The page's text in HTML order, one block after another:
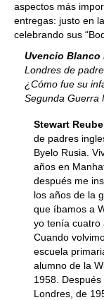
aspectos más
entregas: justo en
celebrando sus
Uvencio Blanco
Londres de
¿Cómo fue su
Segunda Guerra
Stewart
de padres
Byelo Rusia.
años en
después me
los años de la
que íbamos a
yo tenía cuatro
Cuando
escuela
alumno de la
1958.
Londres, de